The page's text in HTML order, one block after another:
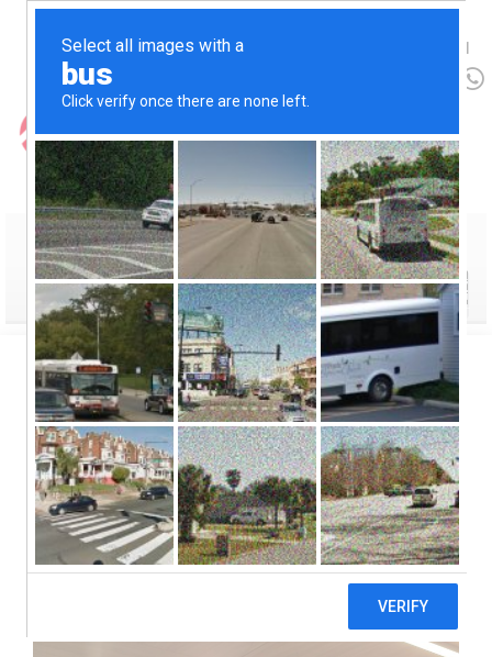
(+56 9) 9426 1711
MENU
Categoría: Artículos
Es clave que la
industria de data
centers crezca de
manera sostenible
powertec